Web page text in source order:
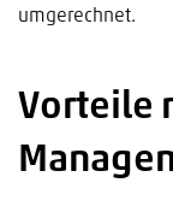
umgerechnet.
Vorteile